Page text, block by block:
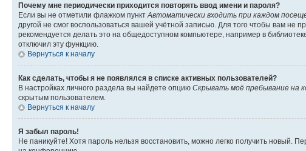
Почему мне периодически приходится повторять ввод имени и пароля?
Если вы не отметили флажком пункт Автоматически входить при каждом
другой не смог воспользоваться вашей учётной записью. Для того чтобы вам
рекомендуется делать это на общедоступном компьютере, например в
отключил эту функцию.
Вернуться к началу
Как сделать, чтобы я не появлялся в списке активных пользователей?
В настройках личного раздела вы найдете опцию Скрывать моё пребывание на
скрытым пользователем.
Вернуться к началу
Я забыл пароль!
Не паникуйте! Хотя пароль нельзя восстановить, можно легко получить новый.